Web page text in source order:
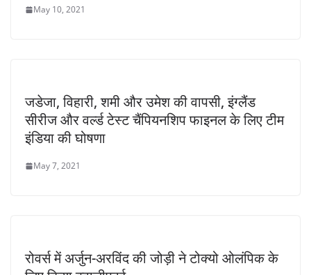
May 10, 2021
जडेजा, विहारी, शमी और उमेश की वापसी, इंग्लैंड
सीरीज और वर्ल्ड टेस्ट चैंपियनशिप फाइनल के लिए टीम
इंडिया की घोषणा
May 7, 2021
रोवर्स में अर्जुन-अरविंद की जोड़ी ने टोक्यो ओलंपिक के